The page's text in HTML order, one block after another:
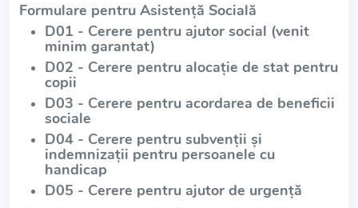
Formulare pentru Asistență Socială
D01 - Cerere pentru ajutor social (venit
minim garantat)
D02 - Cerere pentru alocație de stat pentru
copii
D03 - Cerere pentru acordarea de beneficii
sociale
D04 - Cerere pentru subvenții și
indemnizații pentru persoanele cu
handicap
D05 - Cerere pentru ajutor de urgență